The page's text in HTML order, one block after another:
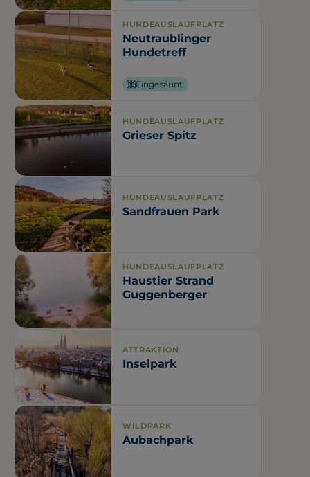
HUNDEAUSLAUFPLATZ
Neutraublinger
Hundetreff
Eingezäunt
HUNDEAUSLAUFPLATZ
Grieser Spitz
HUNDEAUSLAUFPLATZ
Sandfrauen Park
HUNDEAUSLAUFPLATZ
Haustier Strand
Guggenberger
ATTRAKTION
Inselpark
WILDPARK
Aubachpark